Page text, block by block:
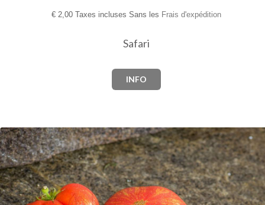
€2,00 Taxes incluses Sans les Frais d'expédition
Safari
INFO